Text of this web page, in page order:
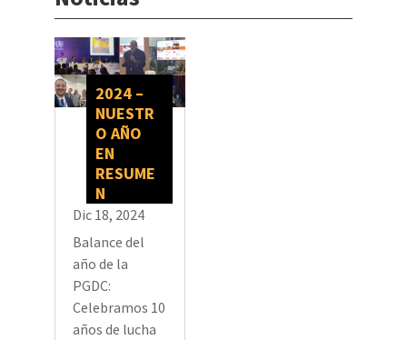
2024 –
NUESTR
O AÑO
EN
RESUME
N
Dic 18, 2024
Balance del
año de la
PGDC:
Celebramos 10
años de lucha